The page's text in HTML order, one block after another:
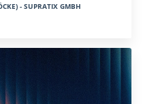
- SUPRATIX GMBH